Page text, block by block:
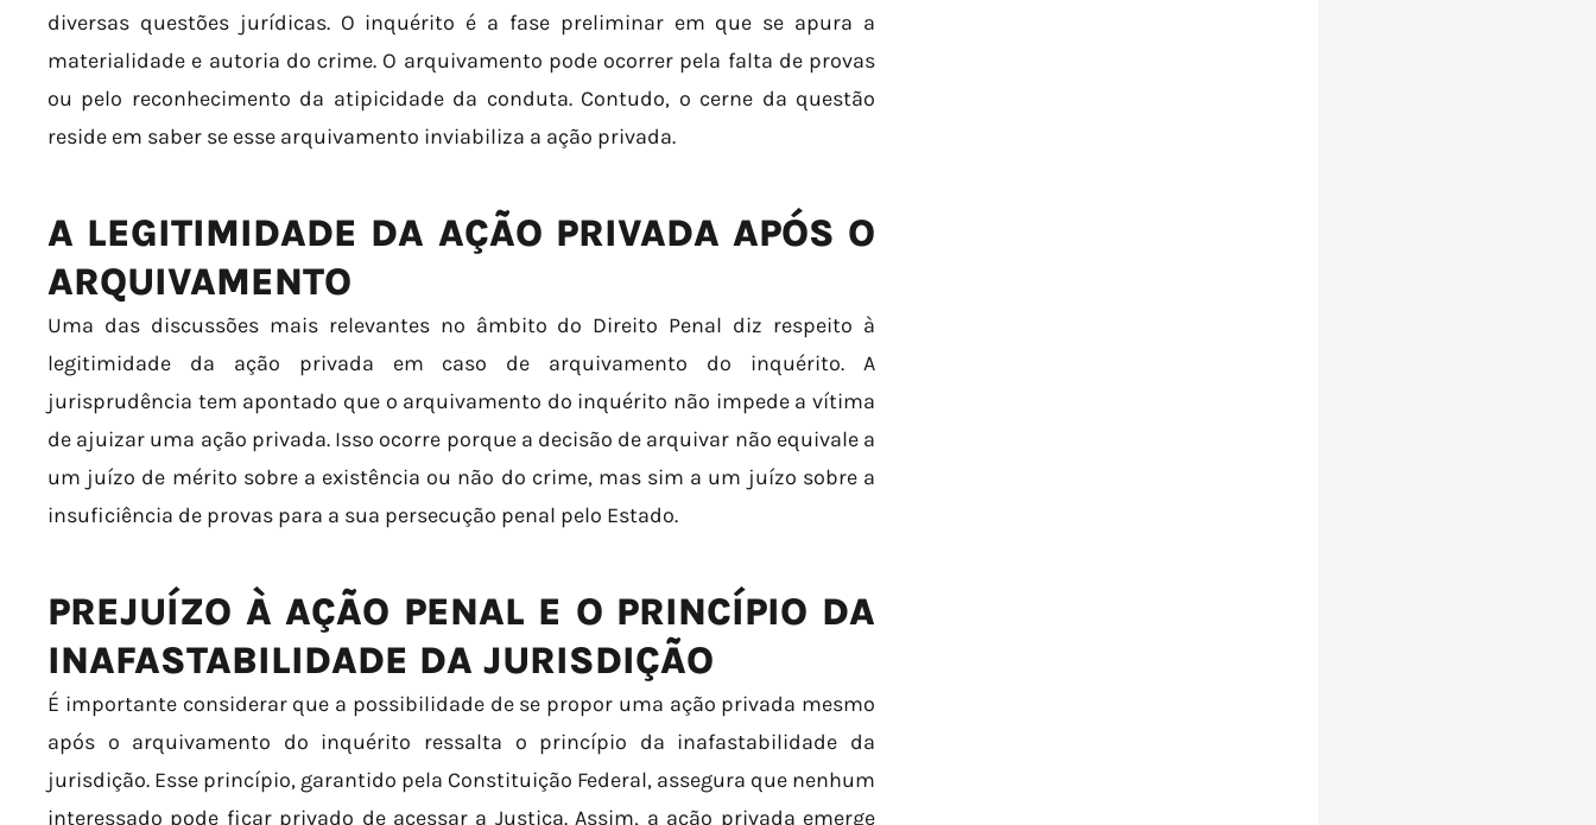
diversas questões jurídicas. O inquérito é a fase preliminar em que se apura a
materialidade e autoria do crime. O arquivamento pode ocorrer pela falta de provas
ou pelo reconhecimento da atipicidade da conduta. Contudo, o cerne da questão
reside em saber se esse arquivamento inviabiliza a ação privada.
A LEGITIMIDADE DA AÇÃO PRIVADA APÓS O
ARQUIVAMENTO
Uma das discussões mais relevantes no âmbito do Direito Penal diz respeito à
legitimidade da ação privada em caso de arquivamento do inquérito. A
jurisprudência tem apontado que o arquivamento do inquérito não impede a vítima
de ajuizar uma ação privada. Isso ocorre porque a decisão de arquivar não equivale a
um juízo de mérito sobre a existência ou não do crime, mas sim a um juízo sobre a
insuficiência de provas para a sua persecução penal pelo Estado.
PREJUÍZO À AÇÃO PENAL E O PRINCÍPIO DA
INAFASTABILIDADE DA JURISDIÇÃO
É importante considerar que a possibilidade de se propor uma ação privada mesmo
após o arquivamento do inquérito ressalta o princípio da inafastabilidade da
jurisdição. Esse princípio, garantido pela Constituição Federal, assegura que nenhum
interessado pode ficar privado de acessar a Justiça. Assim, a ação privada emerge